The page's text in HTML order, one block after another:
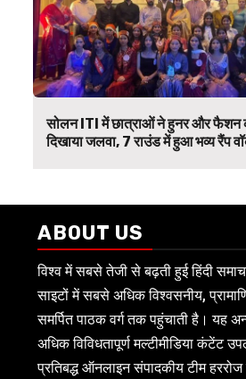
सोलन ITI में छात्राओं ने हुनर और फैशन
दिखाया जलवा, 7 राउंड में हुआ भव्य रैंप
ABOUT US
विश्व में सबसे तेजी से बढ़ती हुई हिंदी
साइटों में सबसे अधिक विश्वसनीय,
समर्पित पाठक वर्ग तक पहुंचाती है। यह
अधिक विविधतापूर्ण मल्टीमीडिया कंटेंट
प्रतिबद्ध ऑनलाइन संपादकीय टीम